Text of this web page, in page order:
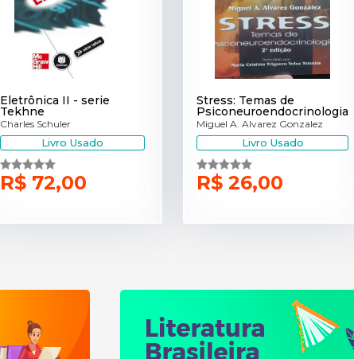
Eletrônica II - serie
Tekhne
Charles Schuler
Livro Usado
R$ 72,00
Stress: Temas de
Psiconeuroendocrinologia
Miguel A. Alvarez Gonzalez
Livro Usado
R$ 26,00